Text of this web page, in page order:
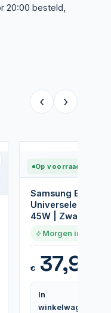
20:00 besteld,
‹ ›
Op voorraad
Samsung EP-
Universele USB-
45W | Zwart |
Morgen in huis
€37,95
In
winkelwagen